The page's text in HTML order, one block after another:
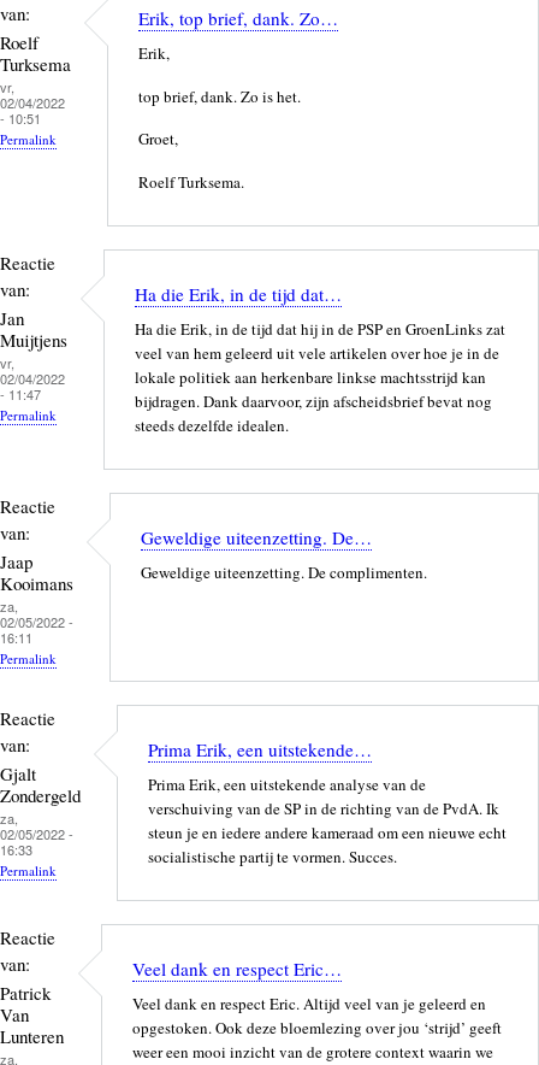
van:
Roelf
Turksema
vr,
02/04/2022
- 10:51
Permalink
Erik, top brief, dank. Zo…
Erik,
top brief, dank. Zo is het.
Groet,
Roelf Turksema.
Reactie
van:
Jan
Muijtjens
vr,
02/04/2022
- 11:47
Permalink
Ha die Erik, in de tijd dat…
Ha die Erik, in de tijd dat hij in de PSP en GroenLinks zat
veel van hem geleerd uit vele artikelen over hoe je in de
lokale politiek aan herkenbare linkse machtsstrijd kan
bijdragen. Dank daarvoor, zijn afscheidsbrief bevat nog
steeds dezelfde idealen.
Reactie
van:
Jaap
Kooimans
za,
02/05/2022 -
16:11
Permalink
Geweldige uiteenzetting. De…
Geweldige uiteenzetting. De complimenten.
Reactie
van:
Gjalt
Zondergeld
za,
02/05/2022 -
16:33
Permalink
Prima Erik, een uitstekende…
Prima Erik, een uitstekende analyse van de
verschuiving van de SP in de richting van de PvdA. Ik
steun je en iedere andere kameraad om een nieuwe echt
socialistische partij te vormen. Succes.
Reactie
van:
Patrick
Van
Lunteren
za,
Veel dank en respect Eric…
Veel dank en respect Eric. Altijd veel van je geleerd en
opgestoken. Ook deze bloemlezing over jou ‘strijd’ geeft
weer een mooi inzicht van de grotere context waarin we